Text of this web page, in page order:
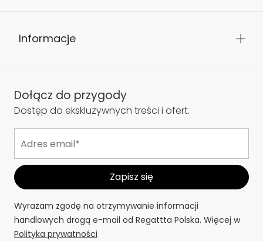
Informacje
Dołącz do przygody
Dostęp do ekskluzywnych treści i ofert.
Wyrażam zgodę na otrzymywanie informacji
handlowych drogą e-mail od Regattta Polska. Więcej w
Polityka prywatności